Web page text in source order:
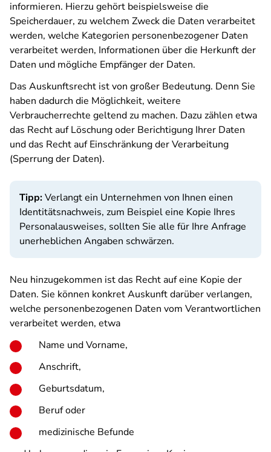
informieren. Hierzu gehört beispielsweise die
Speicherdauer, zu welchem Zweck die Daten verarbeitet
werden, welche Kategorien personenbezogener Daten
verarbeitet werden, Informationen über die Herkunft der
Daten und mögliche Empfänger der Daten.
Das Auskunftsrecht ist von großer Bedeutung. Denn Sie
haben dadurch die Möglichkeit, weitere
Verbraucherrechte geltend zu machen. Dazu zählen etwa
das Recht auf Löschung oder Berichtigung Ihrer Daten
und das Recht auf Einschränkung der Verarbeitung
(Sperrung der Daten).
Tipp:Verlangt ein Unternehmen von Ihnen einen
Identitätsnachweis, zum Beispiel eine Kopie Ihres
Personalausweises, sollten Sie alle für Ihre Anfrage
unerheblichen Angaben schwärzen.
Neu hinzugekommen ist das Recht auf eine Kopie der
Daten. Sie können konkret Auskunft darüber verlangen,
welche personenbezogenen Daten vom Verantwortlichen
verarbeitet werden, etwa
Name und Vorname,
Anschrift,
Geburtsdatum,
Beruf oder
medizinische Befunde